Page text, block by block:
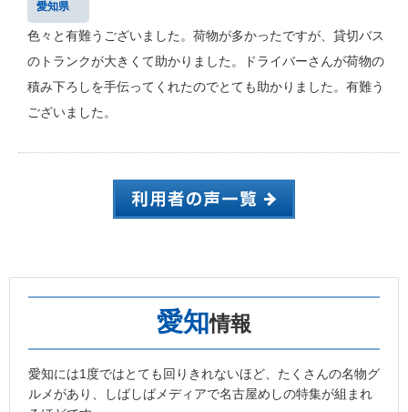
愛知県
色々と有難うございました。荷物が多かったですが、貸切バス
のトランクが大きくて助かりました。ドライバーさんが荷物の
積み下ろしを手伝ってくれたのでとても助かりました。有難う
ございました。
愛知情報
愛知には1度ではとても回りきれないほど、たくさんの名物グ
ルメがあり、しばしばメディアで名古屋めしの特集が組まれ